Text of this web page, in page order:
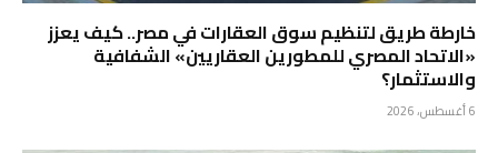
خارطة طريق لتنظيم سوق العقارات في مصر.. كيف يعزز
«الاتحاد المصري للمطورين العقاريين» الشفافية
والاستثمار؟
6 أغسطس، 2026